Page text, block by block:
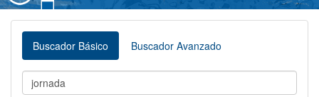
Buscador Básico Buscador Avanzado